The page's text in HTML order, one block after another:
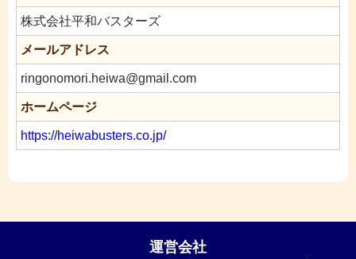
株式会社平和バスターズ
メールアドレス
ringonomori.heiwa@gmail.com
ホームページ
https://heiwabusters.co.jp/
運営会社